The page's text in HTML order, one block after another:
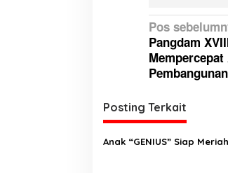
N
a
v
g
a
s
Pos
Pangdam
Posting Terkait
Anak “GENIUS” Siap